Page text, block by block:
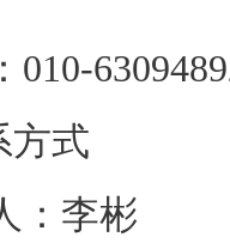
式
方式
：李彬